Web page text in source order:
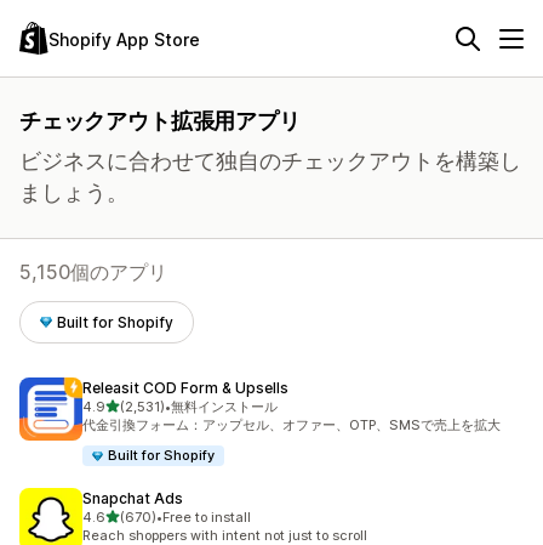
Shopify App Store
チェックアウト拡張用アプリ
ビジネスに合わせて独自のチェックアウトを構築し
ましょう。
5,150個のアプリ
Built for Shopify
Releasit COD Form & Upsells
4.95つ星中
(2,531)
合計レビュー数：2531件
•無料インストール
代金引換フォーム：アップセル、オファー、OTP、SMSで売上を拡大
Built for Shopify
Snapchat Ads
4.65つ星中
(670)
合計レビュー数：670件
•Free to install
Reach shoppers with intent not just to scroll